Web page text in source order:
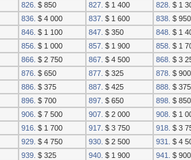
826. $ 850 827. $ 1 400 828. $ 1
836. $ 4 000 837. $ 1 600 838. $ 950
846. $ 1 100 847. $ 350 848. $ 1
856. $ 1 000 857. $ 1 900 858. $ 1
866. $ 2 750 867. $ 4 500 868. $ 3
876. $ 650 877. $ 325 878. $ 900
886. $ 375 887. $ 425 888. $ 375
896. $ 700 897. $ 650 898. $ 850
906. $ 7 500 907. $ 2 000 908. $ 1
916. $ 1 700 917. $ 3 750 918. $ 3
929. $ 4 750 930. $ 2 500 931.
$ 4
939. $ 325 940. $ 1 900 941.
$ 900